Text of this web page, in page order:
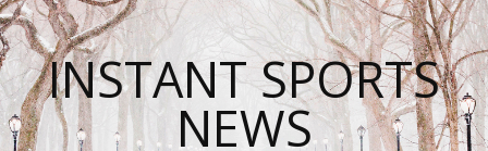
INSTANT SPORTS
NEWS